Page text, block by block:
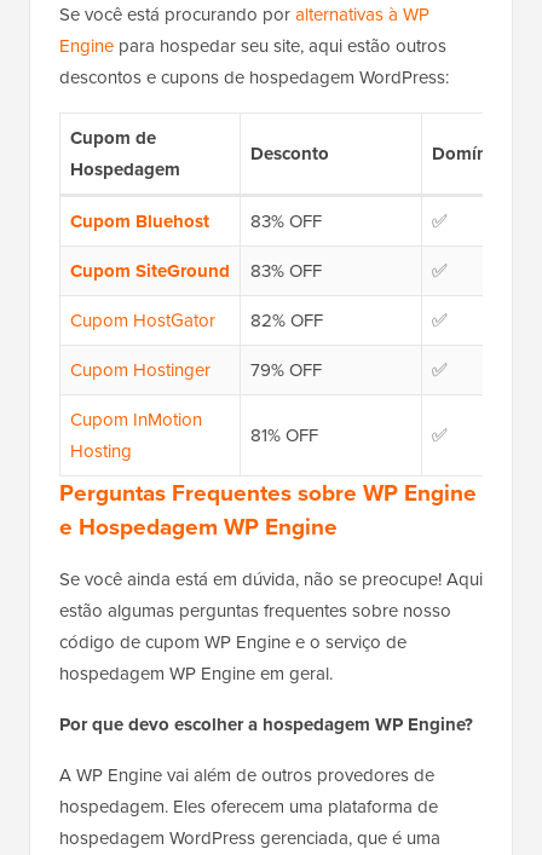
Se você está procurando poralternativas à WP
Engine para hospedar seu site, aqui estão outros
descontos e cupons de hospedagem WordPress:
Cupom de
Hospedagem
Desconto Domínio
Cupom Bluehost 83% OFF
✅
Cupom SiteGround
83% OFF
✅
Cupom HostGator
82% OFF
✅
Cupom Hostinger
79% OFF
✅
Cupom InMotion
Hosting
81% OFF ✅
Perguntas Frequentes sobre WP Engine
e Hospedagem WP Engine
Se você ainda está em dúvida, não se preocupe! Aqui
estão algumas perguntas frequentes sobre nosso
código de cupom WP Engine e o serviço de
hospedagem WP Engine em geral.
Por que devo escolher a hospedagem WP Engine?
A WP Engine vai além de outros provedores de
hospedagem. Eles oferecem uma plataforma de
hospedagem WordPress gerenciada, que é uma